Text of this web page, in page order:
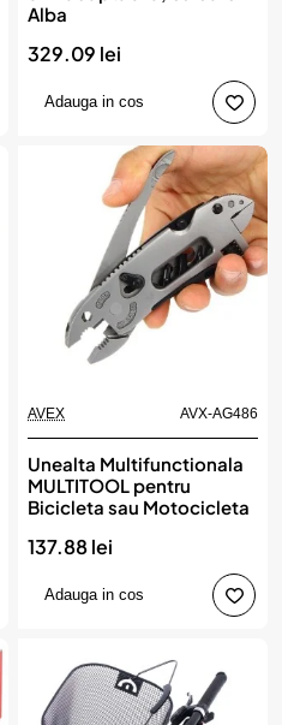
Alba
329.09 lei
Adauga in cos
AVEX AVX-AG486
Unealta Multifunctionala
MULTITOOL pentru
Bicicleta sau Motocicleta
137.88 lei
Adauga in cos